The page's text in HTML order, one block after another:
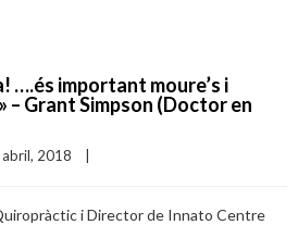
….és important moure’s i
Grant Simpson (Doctor en
abril, 2018
i Director de Innato Centre